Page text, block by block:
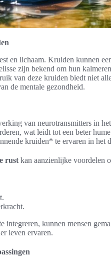
en lichaam. Kruiden kunnen
zijn bekend om hun
van deze kruiden biedt niet
de mentale gezondheid.
van neurotransmitters in
wat leidt tot een beter
kruiden* te ervaren in het
rust kan aanzienlijke voordelen
kunnen mensen
leven ervaren.